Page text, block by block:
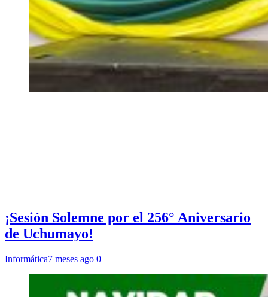
¡Sesión Solemne por el 256° Aniversario
de Uchumayo!
Informática7 meses ago 0